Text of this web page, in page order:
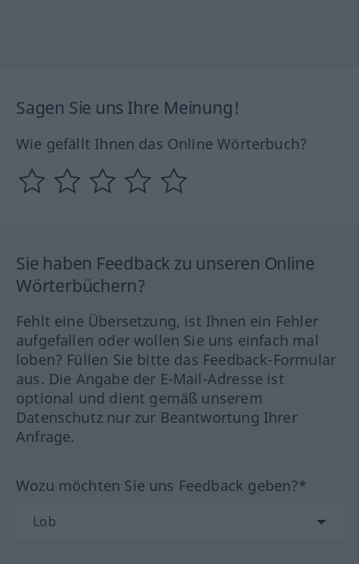
Sagen Sie uns Ihre Meinung!
Wie gefällt Ihnen das Online Wörterbuch?
Sie haben Feedback zu unseren Online
Wörterbüchern?
Fehlt eine Übersetzung, ist Ihnen ein Fehler
aufgefallen oder wollen Sie uns einfach mal
loben? Füllen Sie bitte das Feedback-Formular
aus. Die Angabe der E-Mail-Adresse ist
optional und dient gemäß unserem
Datenschutz nur zur Beantwortung Ihrer
Anfrage.
Wozu möchten Sie uns Feedback geben?*